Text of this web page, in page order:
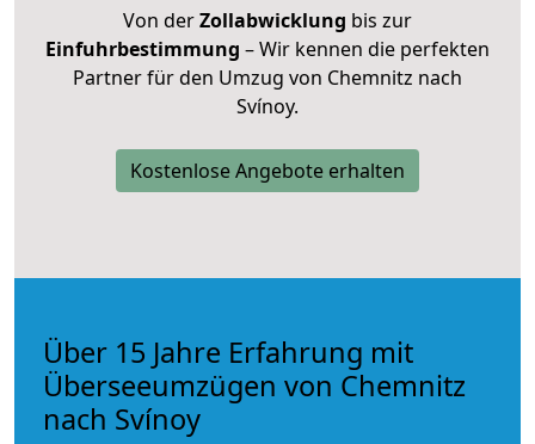
Von derZollabwicklung bis zur
Einfuhrbestimmung – Wir kennen die perfekten
Partner für den Umzug von Chemnitz nach
Svínoy.
Kostenlose Angebote erhalten
Über 15 Jahre Erfahrung mit
Überseeumzügen von Chemnitz
nach Svínoy